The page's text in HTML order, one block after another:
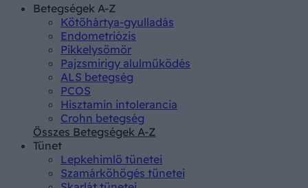
Betegségek A-Z
Kötőhártya-gyulladás
Endometriózis
Pikkelysömör
Pajzsmirigy alulműködés
ALS betegség
PCOS
Hisztamin intolerancia
Crohn betegség
Összes Betegségek A-Z
Tünet
Lepkehimlő tünetei
Szamárköhögés tünetei